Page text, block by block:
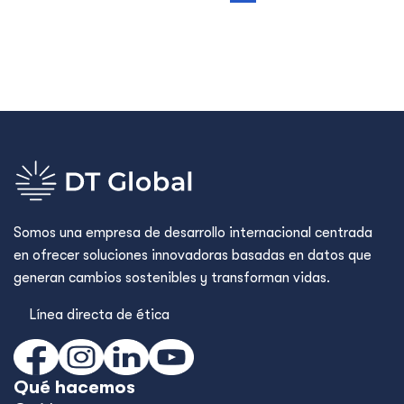
Somos una empresa de desarrollo internacional centrada
en ofrecer soluciones innovadoras basadas en datos que
generan cambios sostenibles y transforman vidas.
Línea directa de ética
Qué hacemos